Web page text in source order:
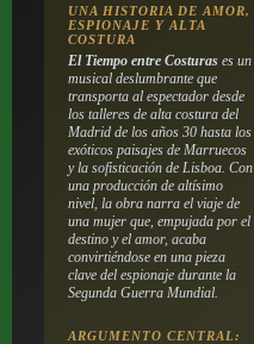
UNA HISTORIA DE AMOR,
ESPIONAJE Y ALTA
COSTURA
El Tiempo entre Costurases un
musical deslumbrante que
transporta al espectador desde
los talleres de alta costura del
Madrid de los años 30 hasta los
exóticos paisajes de Marruecos
y la sofisticación de Lisboa. Con
una producción de altísimo
nivel, la obra narra el viaje de
una mujer que, empujada por el
destino y el amor, acaba
convirtiéndose en una pieza
clave del espionaje durante la
Segunda Guerra Mundial.
ARGUMENTO CENTRAL: